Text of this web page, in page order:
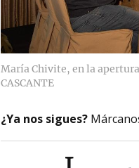
María Chivite, en la apertura
CASCANTE
¿Ya nos sigues?